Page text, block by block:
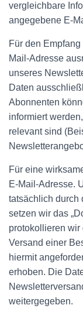
vergleichbare
angegebene E-
Für den
Mail-Adresse
unseres
Daten
Abonnenten
informiert
relevant sind
Für eine
E-Mail-Adresse.
tatsächlich durch
setzen wir das
protokollieren
Versand einer
hiermit
erhoben. Die
weitergegeben.